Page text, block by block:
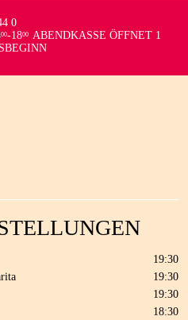
0
00-1800 ABENDKASSE ÖFFNET 1
19:30
19:30
19:30
18:30